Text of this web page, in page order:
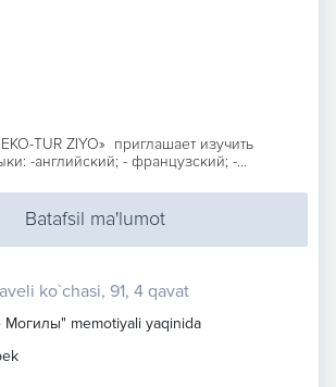
TUR ZIYO» приглашает изучить
-английский; - французский; -...
Batafsil ma'lumot
ko`chasi, 91, 4 qavat
Могилы" memotiyali yaqinida